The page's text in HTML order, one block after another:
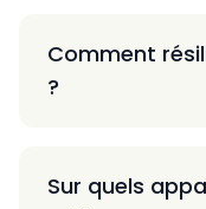
Comment
?
Sur quels